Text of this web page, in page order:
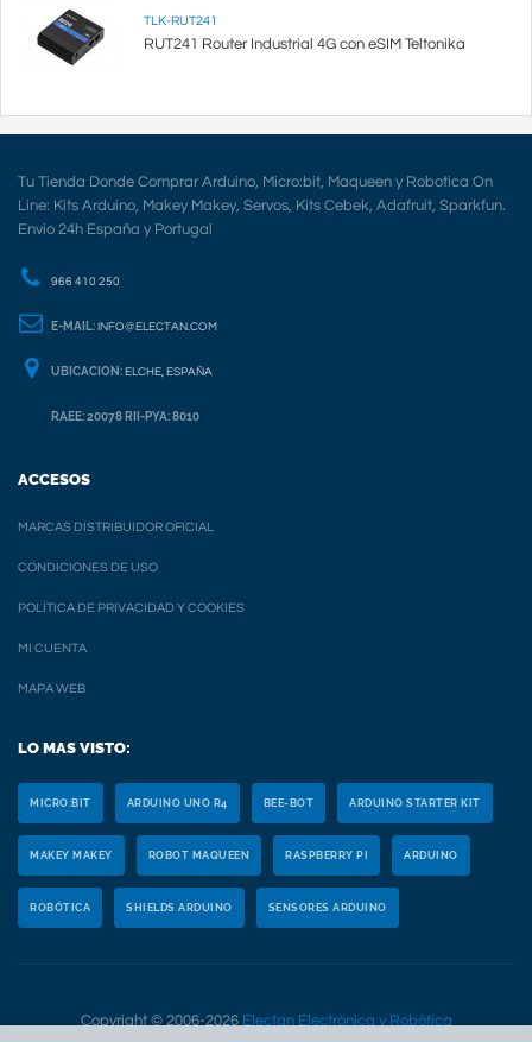
TLK-RUT241
RUT241 Router Industrial 4G con eSIM Teltonika
Tu Tienda Donde Comprar Arduino, Micro:bit, Maqueen y Robotica On
Line: Kits Arduino, Makey Makey, Servos, Kits Cebek, Adafruit, Sparkfun.
Envio 24h España y Portugal
966 410 250
E-MAIL: INFO@ELECTAN.COM
UBICACION: ELCHE, ESPAÑA
RAEE: 20078 RII-PYA: 8010
ACCESOS
MARCAS DISTRIBUIDOR OFICIAL
CONDICIONES DE USO
POLÍTICA DE PRIVACIDAD Y COOKIES
MI CUENTA
MAPA WEB
LO MAS VISTO:
MICRO:BIT ARDUINO UNO R4 BEE-BOT ARDUINO STARTER KIT
MAKEY MAKEY ROBOT MAQUEEN RASPBERRY PI ARDUINO
ROBÓTICA SHIELDS ARDUINO SENSORES ARDUINO
Copyright © 2006-2026 Electan Electrónica y Robótica